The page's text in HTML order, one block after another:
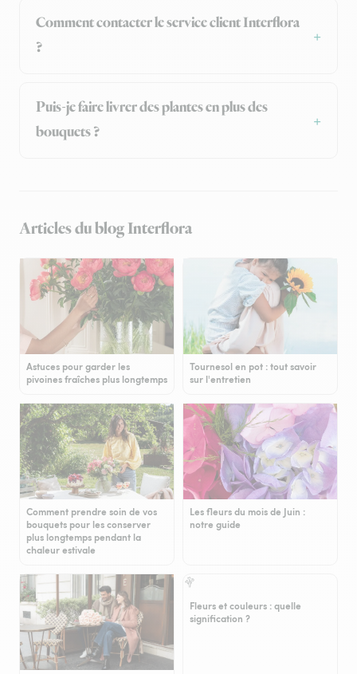
Comment contacter le service client Interflora
?
Puis-je faire livrer des plantes en plus des
bouquets ?
Articles du blog Interflora
Astuces pour garder les
pivoines fraîches plus longtemps
Tournesol en pot : tout savoir
sur l'entretien
Comment prendre soin de vos
bouquets pour les conserver
plus longtemps pendant la
chaleur estivale
Les fleurs du mois de Juin :
notre guide
Fleurs et couleurs : quelle
signification ?